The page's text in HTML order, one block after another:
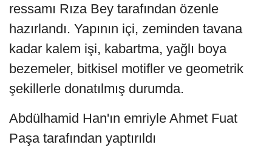
ressamı Rıza Bey tarafından özenle
hazırlandı. Yapının içi, zeminden tavana
kadar kalem işi, kabartma, yağlı boya
bezemeler, bitkisel motifler ve geometrik
şekillerle donatılmış durumda.
Abdülhamid Han'ın emriyle Ahmet Fuat
Paşa tarafından yaptırıldı